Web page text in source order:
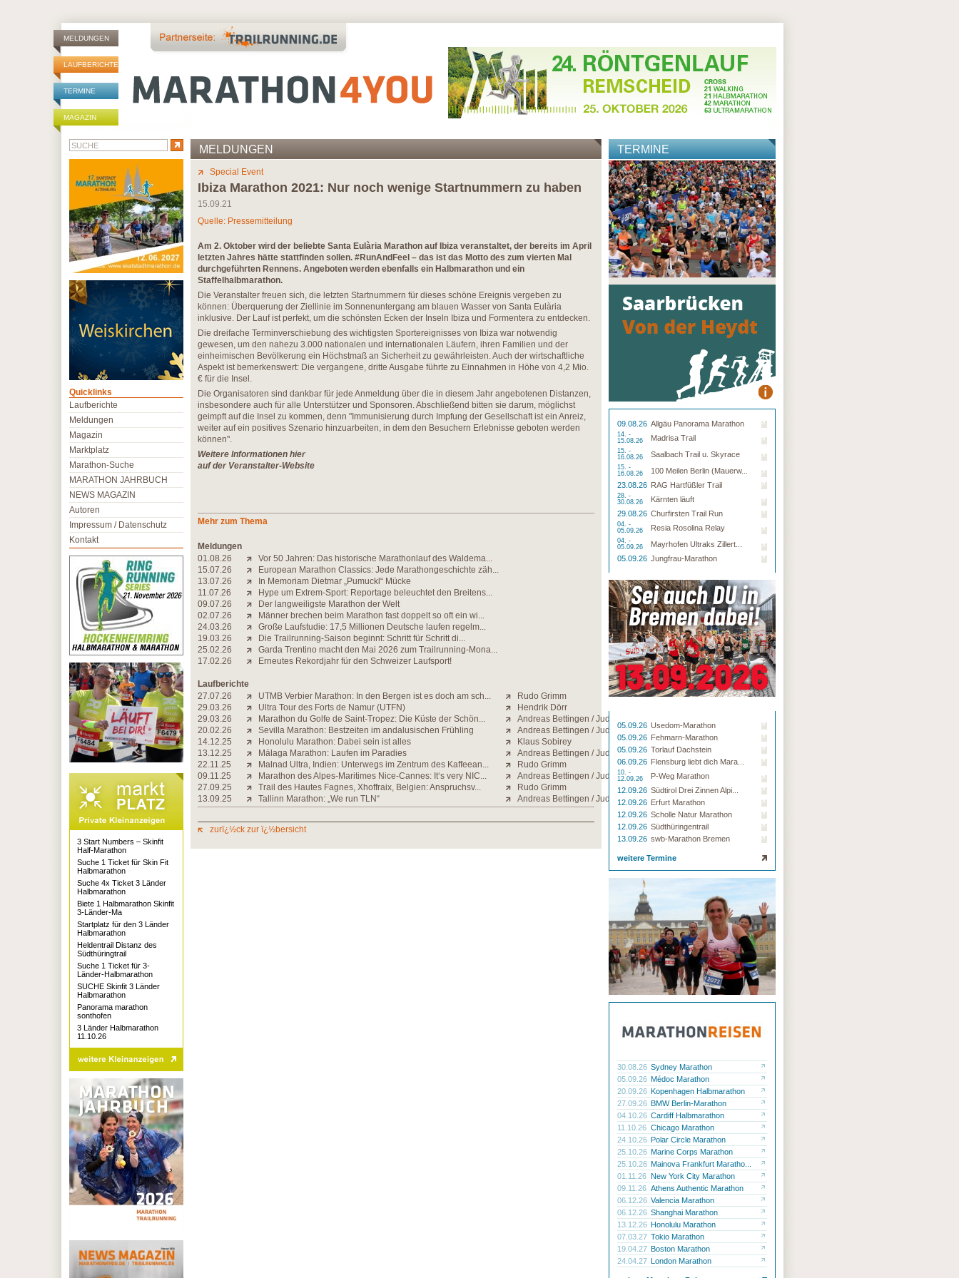
MELDUNGEN
LAUFBERICHTE
TERMINE
MAGAZIN
MELDUNGEN
Special Event
Ibiza Marathon 2021: Nur noch wenige Startnummern zu haben
15.09.21
Quelle: Pressemitteilung
Am 2. Oktober wird der beliebte Santa Eulària Marathon auf Ibiza veranstaltet, der bereits im April
letzten Jahres hätte stattfinden sollen. #RunAndFeel – das ist das Motto des zum vierten Mal
durchgeführten Rennens. Angeboten werden ebenfalls ein Halbmarathon und ein
Staffelhalbmarathon.
Die Veranstalter freuen sich, die letzten Startnummern für dieses schöne Ereignis vergeben zu
können: Überquerung der Ziellinie im Sonnenuntergang am blauen Wasser von Santa Eulària
inklusive. Der Lauf ist perfekt, um die schönsten Ecken der Inseln Ibiza und Formentera zu entdecken.
Die dreifache Terminverschiebung des wichtigsten Sportereignisses von Ibiza war notwendig
gewesen, um den nahezu 3.000 nationalen und internationalen Läufern, ihren Familien und der
einheimischen Bevölkerung ein Höchstmaß an Sicherheit zu gewährleisten. Auch der wirtschaftliche
Aspekt ist bemerkenswert: Die vergangene, dritte Ausgabe führte zu Einnahmen in Höhe von 4,2 Mio.
€ für die Insel.
Die Organisatoren sind dankbar für jede Anmeldung über die in diesem Jahr angebotenen Distanzen,
insbesondere auch für alle Unterstützer und Sponsoren. Abschließend bitten sie darum, möglichst
geimpft auf die Insel zu kommen, denn "Immunisierung durch Impfung der Gesellschaft ist ein Anreiz,
weiter auf ein positives Szenario hinzuarbeiten, in dem den Besuchern Erlebnisse geboten werden
können".
Weitere Informationen hier
auf der Veranstalter-Website
Mehr zum Thema
Meldungen
01.08.26
Vor 50 Jahren: Das historische Marathonlauf des Waldema...
15.07.26
European Marathon Classics: Jede Marathongeschichte zäh...
13.07.26
In Memoriam Dietmar „Pumuckl“ Mücke
11.07.26
Hype um Extrem-Sport: Reportage beleuchtet den Breitens...
09.07.26
Der langweiligste Marathon der Welt
02.07.26
Männer brechen beim Marathon fast doppelt so oft ein wi...
24.03.26
Große Laufstudie: 17,5 Millionen Deutsche laufen regelm...
19.03.26
Die Trailrunning-Saison beginnt: Schritt für Schritt di...
25.02.26
Garda Trentino macht den Mai 2026 zum Trailrunning-Mona...
17.02.26
Erneutes Rekordjahr für den Schweizer Laufsport!
Laufberichte
27.07.26
UTMB Verbier Marathon: In den Bergen ist es doch am sch...
Rudo Grimm
29.03.26
Ultra Tour des Forts de Namur (UTFN)
Hendrik Dörr
29.03.26
Marathon du Golfe de Saint-Tropez: Die Küste der Schön...
Andreas Bettingen / Judith Strack
20.02.26
Sevilla Marathon: Bestzeiten im andalusischen Frühling
Andreas Bettingen / Judith Strack
14.12.25
Honolulu Marathon: Dabei sein ist alles
Klaus Sobirey
13.12.25
Málaga Marathon: Laufen im Paradies
Andreas Bettingen / Judith Strack
22.11.25
Malnad Ultra, Indien: Unterwegs im Zentrum des Kaffeean...
Rudo Grimm
09.11.25
Marathon des Alpes-Maritimes Nice-Cannes: It‘s very NIC...
Andreas Bettingen / Judith Strack
27.09.25
Trail des Hautes Fagnes, Xhoffraix, Belgien: Anspruchsv...
Rudo Grimm
13.09.25
Tallinn Marathon: „We run TLN“ Andreas Bettingen / Judith Strack
zurï¿½ck zur ï¿½bersicht
TERMINE
09.08.26 Allgäu Panorama Marathon
14. -
15.08.26
Madrisa Trail
15. -
16.08.26
Saalbach Trail u. Skyrace
15. -
16.08.26
100 Meilen Berlin (Mauerw...
23.08.26 RAG Hartfüßler Trail
28. -
30.08.26
Kärnten läuft
29.08.26 Churfirsten Trail Run
04. -
05.09.26
Resia Rosolina Relay
04. -
05.09.26
Mayrhofen Ultraks Zillert...
05.09.26 Jungfrau-Marathon
05.09.26 Usedom-Marathon
05.09.26 Fehmarn-Marathon
05.09.26 Torlauf Dachstein
06.09.26 Flensburg liebt dich Mara...
10. -
12.09.26
P-Weg Marathon
12.09.26 Südtirol Drei Zinnen Alpi...
12.09.26 Erfurt Marathon
12.09.26 Scholle Natur Marathon
12.09.26 Südthüringentrail
13.09.26 swb-Marathon Bremen
weitere Termine
30.08.26 Sydney Marathon
05.09.26 Médoc Marathon
20.09.26 Kopenhagen Halbmarathon
27.09.26 BMW Berlin-Marathon
04.10.26 Cardiff Halbmarathon
11.10.26 Chicago Marathon
24.10.26 Polar Circle Marathon
25.10.26 Marine Corps Marathon
25.10.26 Mainova Frankfurt Maratho...
01.11.26 New York City Marathon
09.11.26 Athens Authentic Marathon
06.12.26 Valencia Marathon
06.12.26 Shanghai Marathon
13.12.26 Honolulu Marathon
07.03.27 Tokio Marathon
19.04.27 Boston Marathon
24.04.27 London Marathon
Quicklinks
Laufberichte
Meldungen
Magazin
Marktplatz
Marathon-Suche
MARATHON JAHRBUCH
NEWS MAGAZIN
Autoren
Impressum / Datenschutz
Kontakt
3 Start Numbers – Skinfit
Half-Marathon
Suche 1 Ticket für Skin Fit
Halbmarathon
Suche 4x Ticket 3 Länder
Halbmarathon
Biete 1 Halbmarathon Skinfit
3-Länder-Ma
Startplatz für den 3 Länder
Halbmarathon
Heldentrail Distanz des
Südthüringtrail
Suche 1 Ticket für 3-
Länder-Halbmarathon
SUCHE Skinfit 3 Länder
Halbmarathon
Panorama marathon
sonthofen
3 Länder Halbmarathon
11.10.26